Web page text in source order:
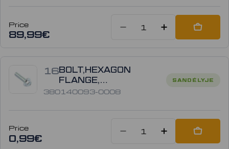
Price
89,99€ Sumažinti kiekį:
Padidinti
Add
16BOLT,HEXAGON
FLANGE,
380140093-0008
380140093-0008
SANDĖLYJE
Price
0,99€ Sumažinti kiekį:
Padidinti
Add